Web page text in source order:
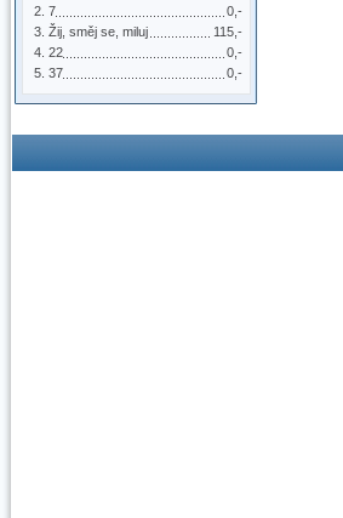
0,-
7
115,-
Žij, směj se, miluj
0,-
22
0,-
37